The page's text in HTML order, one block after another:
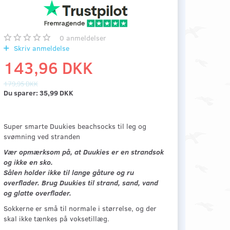
0 anmeldelser
Skriv anmeldelse
143,96 DKK
179,95 DKK
Du sparer:35,99 DKK
Super smarte Duukies beachsocks til leg og
svømning ved stranden
Vær opmærksom på, at Duukies er en strandsok
og ikke en sko.
Sålen holder ikke til lange gåture og ru
overflader. Brug Duukies til strand, sand, vand
og glatte overflader.
Sokkerne er små til normale i størrelse, og der
skal ikke tænkes på voksetillæg.